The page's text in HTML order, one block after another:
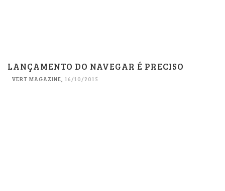
LANÇAMENTO DO NAVEGAR É PRECISO
VERT MAGAZINE, 16/10/2015